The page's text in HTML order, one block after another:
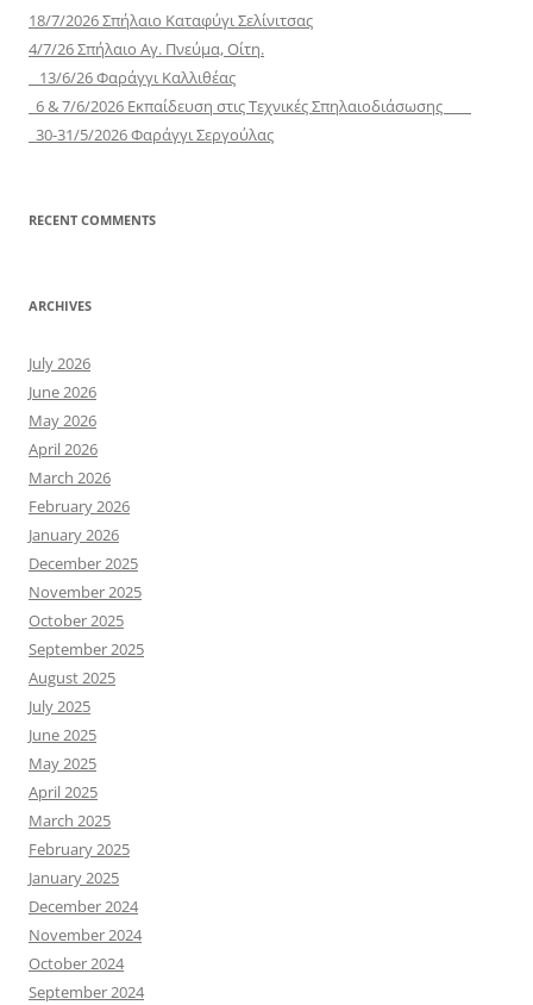
18/7/2026 Σπήλαιο Καταφύγι Σελίνιτσας
4/7/26 Σπήλαιο Αγ. Πνεύμα, Οίτη.
13/6/26 Φαράγγι Καλλιθέας
6 & 7/6/2026 Εκπαίδευση στις Τεχνικές Σπηλαιοδιάσωσης
30-31/5/2026 Φαράγγι Σεργούλας
RECENT COMMENTS
ARCHIVES
July 2026
June 2026
May 2026
April 2026
March 2026
February 2026
January 2026
December 2025
November 2025
October 2025
September 2025
August 2025
July 2025
June 2025
May 2025
April 2025
March 2025
February 2025
January 2025
December 2024
November 2024
October 2024
September 2024